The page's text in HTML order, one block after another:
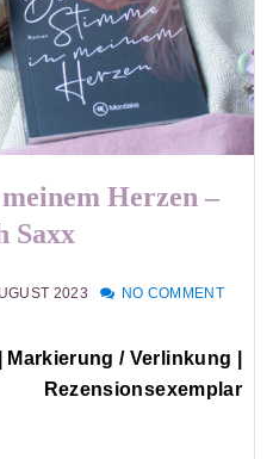
Herzen –
Saxx
2023 NO COMMENT
/ Verlinkung |
Rezensionsexemplar